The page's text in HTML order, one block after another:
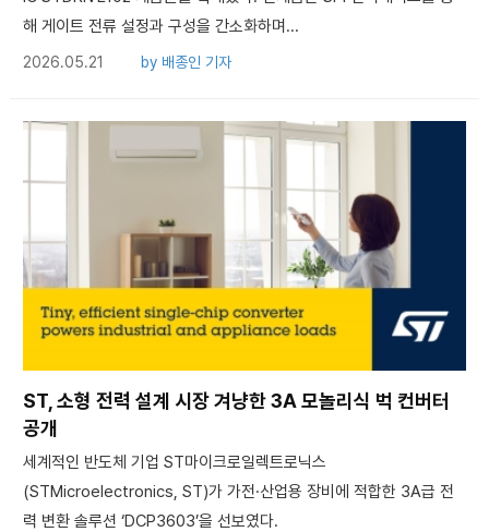
해 게이트 전류 설정과 구성을 간소화하며...
2026.05.21 by 배종인 기자
ST, 소형 전력 설계 시장 겨냥한 3A 모놀리식 벅 컨버터
공개
세계적인 반도체 기업 ST마이크로일렉트로닉스
(STMicroelectronics, ST)가 가전·산업용 장비에 적합한 3A급 전
력 변환 솔루션 ‘DCP3603’을 선보였다.